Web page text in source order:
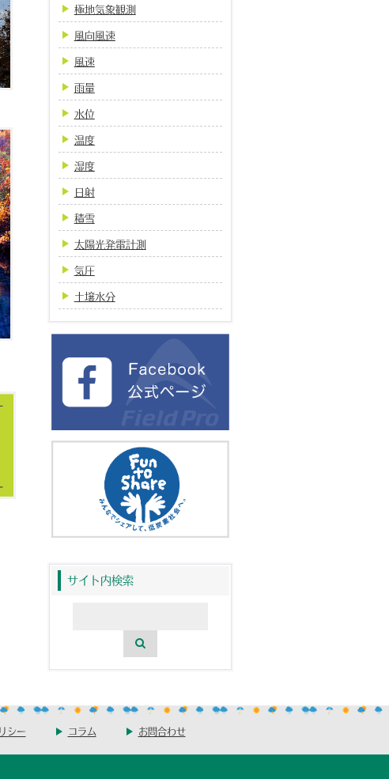
極地気象観測
風向風速
風速
雨量
水位
温度
湿度
日射
積雪
太陽光発電計測
気圧
土壌水分
サイト内検索
シー コラム お問合わせ